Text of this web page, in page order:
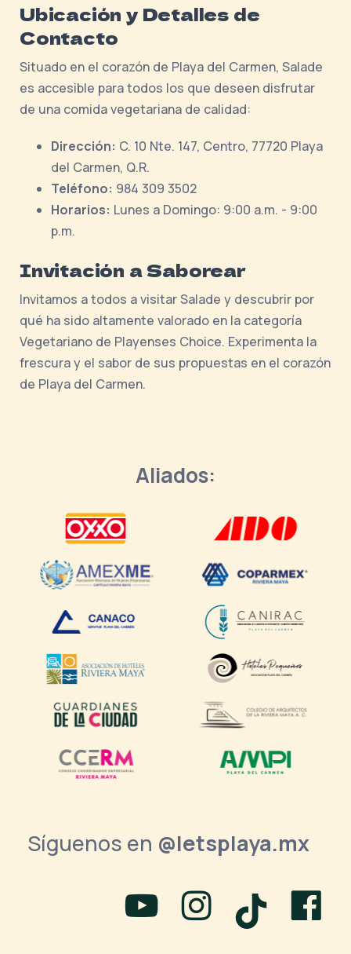
Ubicación y Detalles de
Contacto
Situado en el corazón de Playa del Carmen, Salade
es accesible para todos los que deseen disfrutar
de una comida vegetariana de calidad:
Dirección: C. 10 Nte. 147, Centro, 77720 Playa
del Carmen, Q.R.
Teléfono: 984 309 3502
Horarios: Lunes a Domingo: 9:00 a.m. - 9:00
p.m.
Invitación a Saborear
Invitamos a todos a visitar Salade y descubrir por
qué ha sido altamente valorado en la categoría
Vegetariano de Playenses Choice. Experimenta la
frescura y el sabor de sus propuestas en el corazón
de Playa del Carmen.
Aliados:
Síguenos en @letsplaya.mx